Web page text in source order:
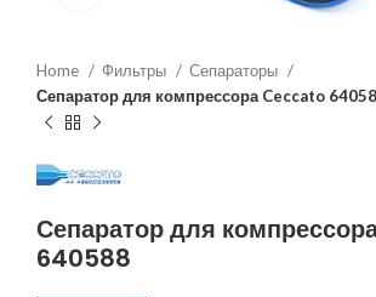
Home Фильтры
Сепараторы
Сепаратор для компрессора Ceccato
Сепаратор для
640588